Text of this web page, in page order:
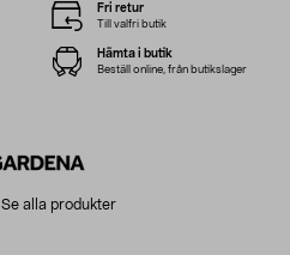
Se alla produkter
Fri retur
Till valfri butik
Hämta i butik
Beställ online, från butikslager